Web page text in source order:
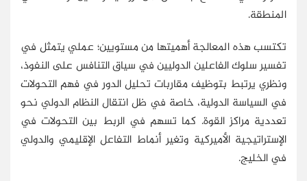
المنطقة.
تكتسب هذه المعالجة أهميتها من مستويين؛ عملي يتمثل في
تفسير سلوك الفاعلين الدوليين في سياق التنافس على النفوذ،
ونظري يرتبط بتوظيف مقاربات تحليل الدور في فهم التحولات
في السياسة الدولية، خاصة في ظل انتقال النظام الدولي نحو
تعددية مراكز القوة. كما تسهم في الربط بين التحولات في
الإستراتيجية الأميركية وتغير أنماط التفاعل الإقليمي والدولي
في الخليج.